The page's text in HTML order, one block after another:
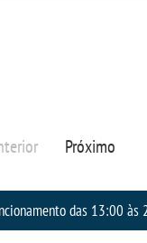
Próximo
das 13:00 às